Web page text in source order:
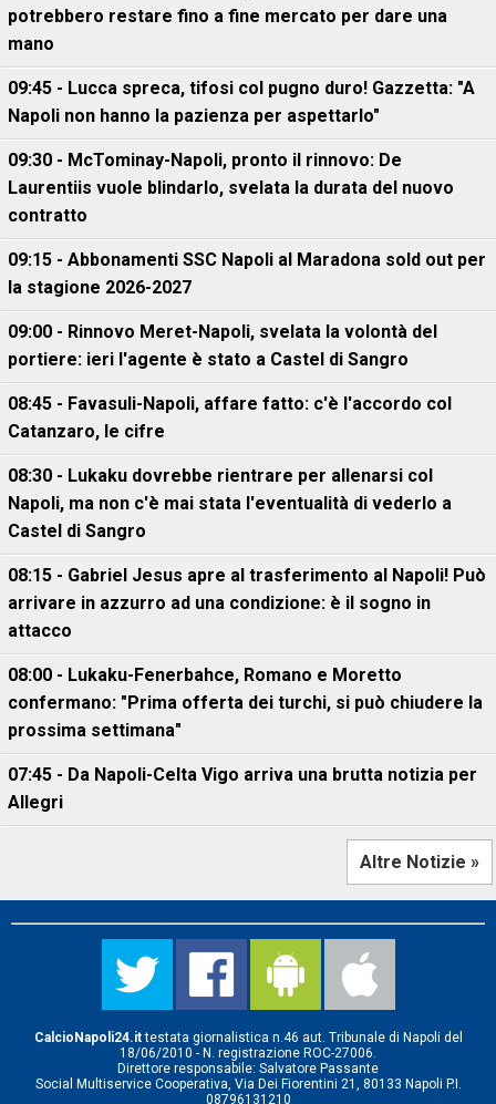
potrebbero restare fino a fine mercato per dare una
mano
09:45 - Lucca spreca, tifosi col pugno duro! Gazzetta: "A
Napoli non hanno la pazienza per aspettarlo"
09:30 - McTominay-Napoli, pronto il rinnovo: De
Laurentiis vuole blindarlo, svelata la durata del nuovo
contratto
09:15 - Abbonamenti SSC Napoli al Maradona sold out per
la stagione 2026-2027
09:00 - Rinnovo Meret-Napoli, svelata la volontà del
portiere: ieri l'agente è stato a Castel di Sangro
08:45 - Favasuli-Napoli, affare fatto: c'è l'accordo col
Catanzaro, le cifre
08:30 - Lukaku dovrebbe rientrare per allenarsi col
Napoli, ma non c'è mai stata l'eventualità di vederlo a
Castel di Sangro
08:15 - Gabriel Jesus apre al trasferimento al Napoli! Può
arrivare in azzurro ad una condizione: è il sogno in
attacco
08:00 - Lukaku-Fenerbahce, Romano e Moretto
confermano: "Prima offerta dei turchi, si può chiudere la
prossima settimana"
07:45 - Da Napoli-Celta Vigo arriva una brutta notizia per
Allegri
Altre Notizie »
CalcioNapoli24.ittestata giornalistica n.46 aut. Tribunale di Napoli del
18/06/2010 - N. registrazione ROC-27006.
Direttore responsabile: Salvatore Passante
Social Multiservice Cooperativa, Via Dei Fiorentini 21, 80133 Napoli P.I.
08796131210